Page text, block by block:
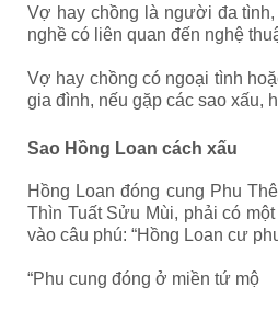
Vợ hay chồng là người đa
nghề có liên quan đến nghệ
Vợ hay chồng có ngoại tình
gia đình, nếu gặp các sao xấu,
Sao Hồng Loan cách xấu
Hồng Loan đóng cung Phu
Thìn Tuất Sửu Mùi, phải có
vào câu phú: “Hồng Loan cư
“Phu cung đóng ở miền tứ mộ